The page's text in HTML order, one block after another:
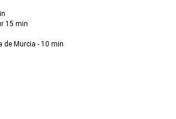
15 min
de Murcia - 10 min